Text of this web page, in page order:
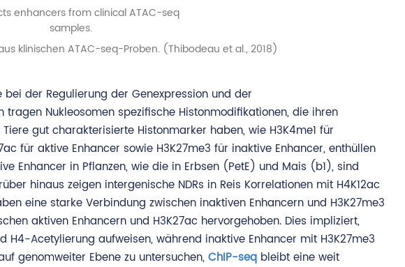
klinischen ATAC-seq-Proben. (Thibodeau et al., 2018)
der Regulierung der Genexpression und der
Nukleosomen spezifische Histonmodifikationen, die ihren
gut charakterisierte Histonmarker haben, wie H3K4me1 für
für aktive Enhancer sowie H3K27me3 für inaktive Enhancer, enthüllen
Enhancer in Pflanzen, wie die in Erbsen (PetE) und Mais (b1), sind
hinaus zeigen intergenische NDRs in Reis Korrelationen mit H4K12ac
eine starke Verbindung zwischen inaktiven Enhancern und H3K27me3
aktiven Enhancern und H3K27ac hervorgehoben. Dies impliziert,
Acetylierung aufweisen, während inaktive Enhancer mit H3K27me3
genomweiter Ebene zu untersuchen, ChIP-seq bleibt eine weit